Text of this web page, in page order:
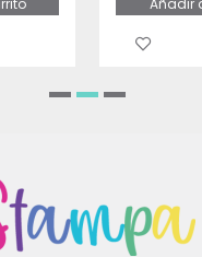
Añadir